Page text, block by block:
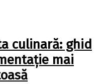
culinară: ghid
mai